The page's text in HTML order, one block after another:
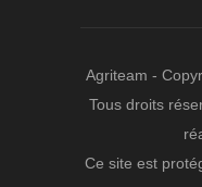
Agriteam -
Tous droits
Ce site est